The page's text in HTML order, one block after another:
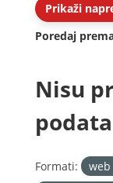
Prikaži
Poredaj
Nisu
Formati: web